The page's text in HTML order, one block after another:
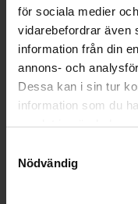
för sociala medier
vidarebefordrar även
information från din
annons- och
Dessa kan i sin tur
information som du
samlat in när du har
Nödvändig
Barnlås (Ja/Nej):
Boost-funktion (Ja/
Flexibla zoner: (Ja/
För planmontering
Wi-Fi anslutning (Ja/